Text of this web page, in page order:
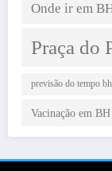
Onde ir em
Praça do
previsão do tempo bh
Vacinação em BH